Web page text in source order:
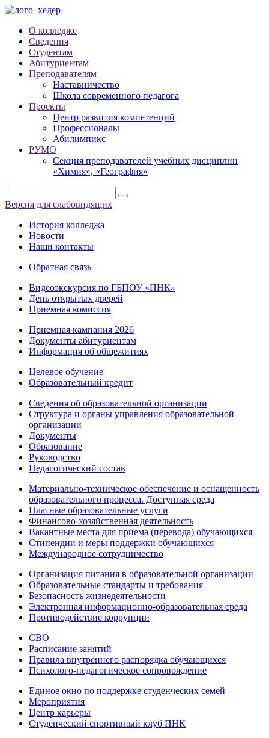
О колледже
Сведения
Студентам
Абитуриентам
Преподавателям
Наставничество
Школа современного педагога
Проекты
Центр развития компетенций
Профессионалы
Абилимпикс
РУМО
Секция преподавателей учебных дисциплин
«Химия», «География»
Версия для слабовидящих
История колледжа
Новости
Наши контакты
Обратная связь
Видеоэкскурсия по ГБПОУ «ПНК»
День открытых дверей
Приемная комиссия
Приемная кампания 2026
Дoкументы абитуриентам
Информация об общежитиях
Целевое обучение
Образовательный кредит
Сведения об образовательной организации
Структура и органы управления образовательной
организации
Документы
Образование
Руководство
Педагогический состав
Материально-техническое обеспечение и оснащенность
образовательного процесса. Доступная среда
Платные образовательные услуги
Финансово-хозяйственная деятельность
Вакантные места для приема (перевода) обучающихся
Стипендии и меры поддержки обучающихся
Международное сотрудничество
Организация питания в образовательной организации
Образовательные стандарты и требования
Безопасность жизнедеятельности
Электронная информационно-образовательная среда
Противодействие коррупции
СВО
Расписание занятий
Правила внутреннего распорядка обучающихся
Психолого-педагогическое сопровождение
Единое окно по поддержке студенческих семей
Мероприятия
Центр карьеры
Студенческий спортивный клуб ПНК